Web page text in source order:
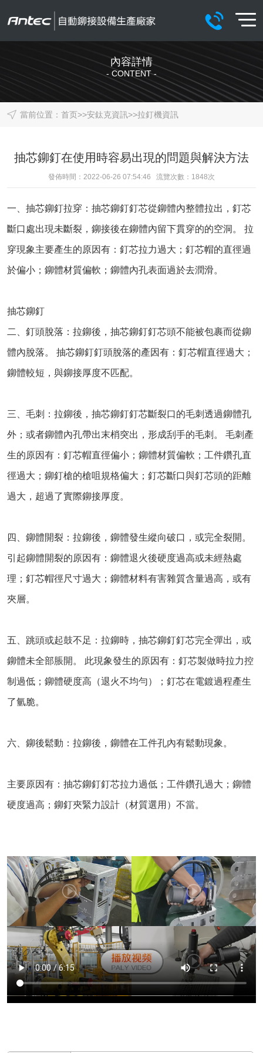
內容詳情
- CONTENT -
當前位置： 首页>>安鈦克資訊>>拉釘機資訊
抽芯鉚釘在使用時容易出現的問題與解決方法
發佈時間：2022-06-26 07:54:46 流覽次數： 1848次
一、抽芯鉚釘拉穿：抽芯鉚釘釘芯從鉚體內整體拉出，釘芯
斷口處出現未斷裂，鉚接後在鉚體內留下貫穿的的空洞。 拉
穿現象主要產生的原因有：釘芯拉力過大；釘芯帽的直徑過
於偏小；鉚體材質偏軟；鉚體內孔表面過於去潤滑。
抽芯鉚釘
二、釘頭脫落：拉鉚後，抽芯鉚釘釘芯頭不能被包裹而從鉚
體內脫落。 抽芯鉚釘釘頭脫落的產因有：釘芯帽直徑過大；
鉚體較短，與鉚接厚度不匹配。
三、毛刺：拉鉚後，抽芯鉚釘釘芯斷裂口的毛刺透過鉚體孔
外；或者鉚體內孔帶出末梢突出，形成刮手的毛刺。 毛刺產
生的原因有：釘芯帽直徑偏小；鉚體材質偏軟；工件鑽孔直
徑過大；鉚釘槍的槍咀規格偏大；釘芯斷口與釘芯頭的距離
過大，超過了實際鉚接厚度。
四、鉚體開裂：拉鉚後，鉚體發生縱向破口，或完全裂開。
引起鉚體開裂的原因有：鉚體退火後硬度過高或未經熱處
理；釘芯帽徑尺寸過大；鉚體材料有害雜質含量過高，或有
夾層。
五、跳頭或起鼓不足：拉鉚時，抽芯鉚釘釘芯完全彈出，或
鉚體未全部脹開。 此現象發生的原因有：釘芯製做時拉力控
制過低；鉚體硬度高（退火不均勻）；釘芯在電鍍過程產生
了氫脆。
六、鉚後鬆動：拉鉚後，鉚體在工件孔內有鬆動現象。
主要原因有：抽芯鉚釘釘芯拉力過低；工件鑽孔過大；鉚體
硬度過高；鉚釘夾緊力設計（材質選用）不當。